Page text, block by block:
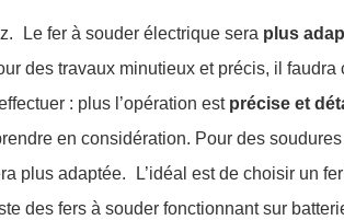
Le fer à souder électrique sera plus
des travaux minutieux et précis, il
: plus l’opération est précise et
en considération. Pour des
plus adaptée.
L’idéal est de choisir un
des fers à souder fonctionnant sur